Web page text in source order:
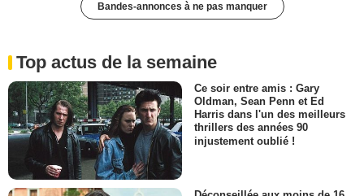
Bandes-annonces à ne pas manquer
Top actus de la semaine
Ce soir entre amis : Gary
Oldman, Sean Penn et Ed
Harris dans l'un des meilleurs
thrillers des années 90
injustement oublié !